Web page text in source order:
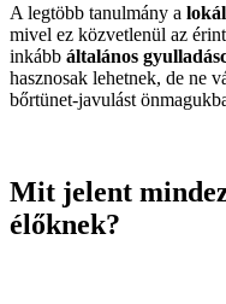
A legtöbb tanulmány a
mivel ez közvetlenül az
inkább általános
hasznosak lehetnek, de ne
bőrtünet-javulást
Mit jelent
élőknek?